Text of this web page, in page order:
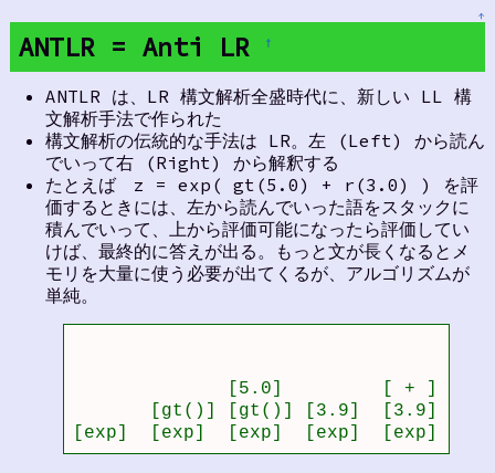
↑
ANTLR = Anti LR †
ANTLR は、LR 構文解析全盛時代に、新しい LL 構
文解析手法で作られた
構文解析の伝統的な手法は LR。左 (Left) から読ん
でいって右 (Right) から解釈する
たとえば z = exp( gt(5.0) + r(3.0) ) を評
価するときには、左から読んでいった語をスタックに
積んでいって、上から評価可能になったら評価してい
けば、最終的に答えが出る。もっと文が長くなるとメ
モリを大量に使う必要が出てくるが、アルゴリズムが
単純。
[5.0]         [ + ]  [
[gt()] [gt()] [3.9]  [3.9]
[exp]  [exp]  [exp]  [exp]  [exp]